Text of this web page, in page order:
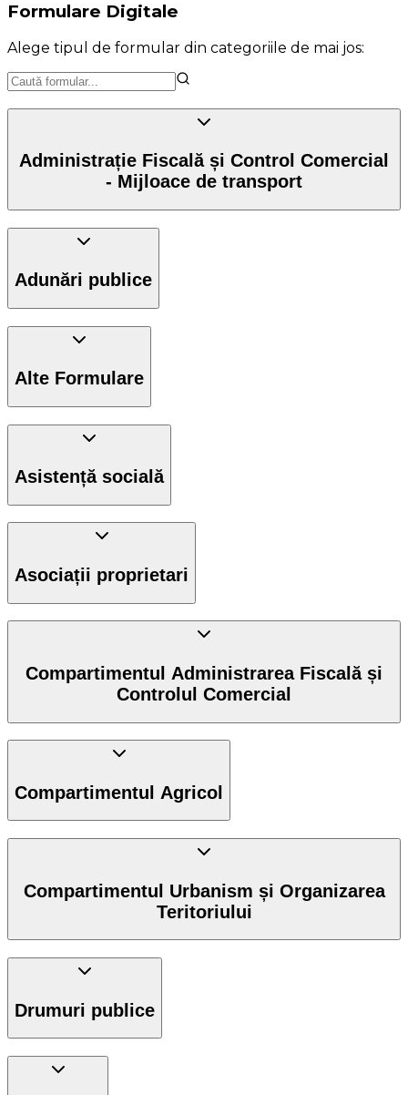
Formulare Digitale
Alege tipul de formular din categoriile de mai jos:
Administrație Fiscală și Control Comercial
- Mijloace de transport
Adunări publice
Alte Formulare
Asistență socială
Asociații proprietari
Compartimentul Administrarea Fiscală și
Controlul Comercial
Compartimentul Agricol
Compartimentul Urbanism și Organizarea
Teritoriului
Drumuri publice